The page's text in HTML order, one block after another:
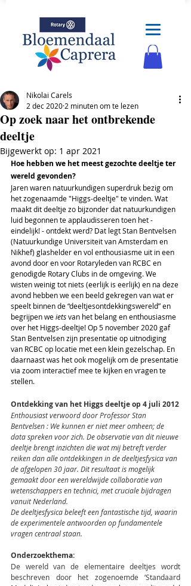
Op zoek naar het ontbrekende
deeltje
Nikolai Carels
2 dec 2020 2 minuten om te lezen
Bijgewerkt op: 1 apr 2021
Hoe hebben we het meest gezochte deeltje ter
wereld gevonden?
Jaren waren natuurkundigen superdruk bezig om
het zogenaamde "Higgs-deeltje" te vinden. Wat
maakt dit deeltje zo bijzonder dat natuurkundigen
luid begonnen te applaudisseren toen het -
eindelijk! - ontdekt werd? Dat legt Stan Bentvelsen
(Natuurkundige Universiteit van Amsterdam en
Nikhef) glashelder en vol enthousiasme uit in een
avond door en voor Rotaryleden van RCBC en
genodigde Rotary Clubs in de omgeving. We
wisten weinig tot niets (eerlijk is eerlijk) en na deze
avond hebben we een beeld gekregen van wat er
speelt binnen de “deeltjesontdekkingswereld” en
begrijpen we iets van het belang en enthousiasme
over het Higgs-deeltje! Op 5 november 2020 gaf
Stan Bentvelsen zijn presentatie op uitnodiging
van RCBC op locatie met een klein gezelschap. En
daarnaast was het ook mogelijk om de presentatie
via zoom interactief mee te kijken en vragen te
stellen.
Ontdekking van het Higgs deeltje op 4 juli 2012
Enthousiast verwoord door Professor Stan
Bentvelsen : We kunnen er niet meer omheen; de
data spreken voor zich. De observatie van dit nieuwe
deeltje brengt inzichten die wat mij betreft verder
reiken dan alle ontdekkingen in de deeltjesfysica van
de afgelopen 30 jaar. Dit resultaat is mogelijk
gemaakt door een wereldwijde collaboratie van
wetenschappers en technici, met cruciale bijdragen
vanuit Nederland.
De deeltjesfysica beleeft een fantastische tijd, waarin
de experimentele antwoorden op fundamentele
vragen centraal staan.
Onderzoekthema:
De wereld van de elementaire deeltjes wordt
beschreven door het zogenoemde ‘Standaard